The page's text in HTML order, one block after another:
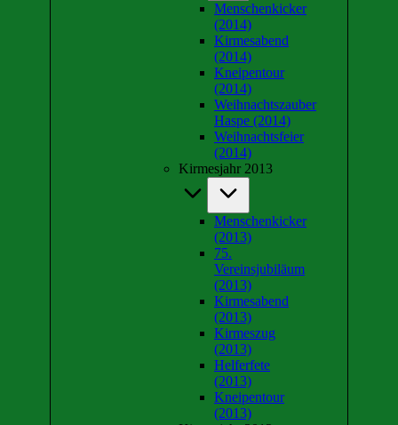
Menschenkicker
(2014)
Kirmesabend
(2014)
Kneipentour
(2014)
Weihnachtszauber
Haspe (2014)
Weihnachtsfeier
(2014)
Kirmesjahr 2013
Menschenkicker
(2013)
75.
Vereinsjubiläum
(2013)
Kirmesabend
(2013)
Kirmeszug
(2013)
Helferfete
(2013)
Kneipentour
(2013)